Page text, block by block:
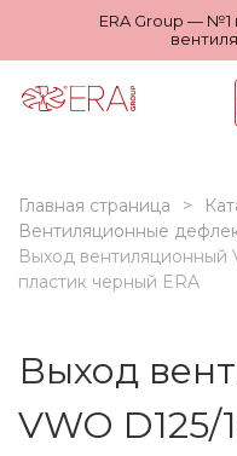
ERA Group — №1
Главная страница
Вентиляционные
Выход вентиляционный
пластик черный ERA
Выход
VWO D125/